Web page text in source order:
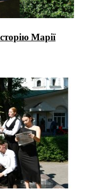
Марії